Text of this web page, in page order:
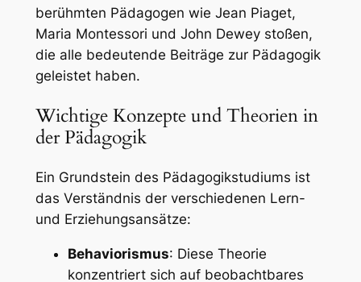
berühmten Pädagogen wie Jean Piaget,
Maria Montessori und John Dewey stoßen,
die alle bedeutende Beiträge zur Pädagogik
geleistet haben.
Wichtige Konzepte und Theorien in
der Pädagogik
Ein Grundstein des Pädagogikstudiums ist
das Verständnis der verschiedenen Lern-
und Erziehungsansätze:
Behaviorismus: Diese Theorie
konzentriert sich auf beobachtbares